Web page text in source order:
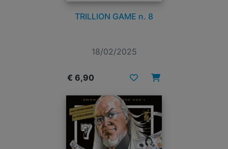
TRILLION GAME n. 8
18/02/2025
€ 6,90